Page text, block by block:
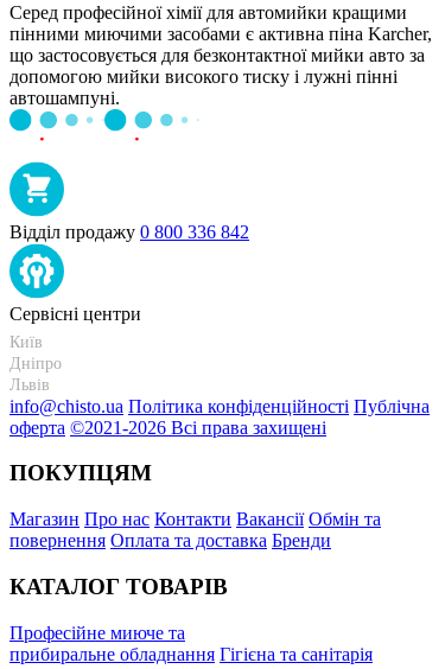
Серед професійної хімії для автомийки кращими
пінними миючими засобами є активна піна Karcher,
що застосовується для безконтактної мийки авто за
допомогою мийки високого тиску і лужні пінні
автошампуні.
Відділ продажу 0 800 336 842
Сервісні центри
Київ
Дніпро
Львів
info@chisto.ua Політика конфіденційності Публічна
оферта ©2021-2026 Всі права захищені
ПОКУПЦЯМ
Магазин Про нас Контакти Вакансії Обмін та
повернення Оплата та доставка Бренди
КАТАЛОГ ТОВАРІВ
Професійне миюче та
прибиральне обладнання Гігієна та санітарія